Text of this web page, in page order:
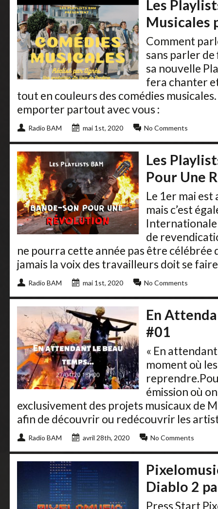
Les
Musicales
Comment
sans parler de
sa nouvelle
fera chanter
tout en couleurs des comédies
emporter partout avec vous :
Radio BAM mai 1st, 2020 No Comments
Les
Pour Une
Le 1er mai est
mais c’est
Internationale
de
ne pourra cette année pas être célébrée
jamais la voix des travailleurs doit se faire
Radio BAM mai 1st, 2020 No Comments
En
#01
« En
moment où
émission où
exclusivement des projets musicaux de
afin de découvrir ou redécouvrir les
Radio BAM avril 28th, 2020 No Comments
Diablo 2
Press Start